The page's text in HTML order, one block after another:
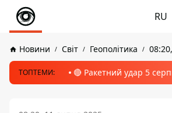
RU
Новини Світ Геополітика
ТОПТЕМИ: 🔴 Ракетний удар 5